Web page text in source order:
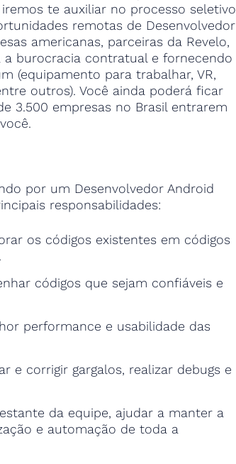
te auxiliar no processo seletivo
remotas de Desenvolvedor
americanas, parceiras da Revelo,
a burocracia contratual e fornecendo
(equipamento para trabalhar, VR,
outros). Você ainda poderá ficar
3.500 empresas no Brasil entrarem
por um Desenvolvedor Android
responsabilidades:
os códigos existentes em códigos
códigos que sejam confiáveis e
performance e usabilidade das
e corrigir gargalos, realizar debugs e
da equipe, ajudar a manter a
e automação de toda a